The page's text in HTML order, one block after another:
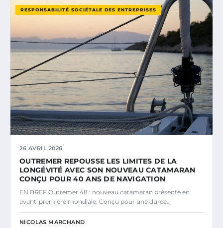
RESPONSABILITÉ SOCIÉTALE DES ENTREPRISES
26 AVRIL 2026
OUTREMER REPOUSSE LES LIMITES DE LA
LONGÉVITÉ AVEC SON NOUVEAU CATAMARAN
CONÇU POUR 40 ANS DE NAVIGATION
EN BREF Outremer 48 : nouveau catamaran présenté en
avant-première mondiale. Conçu pour une durée…
NICOLAS MARCHAND